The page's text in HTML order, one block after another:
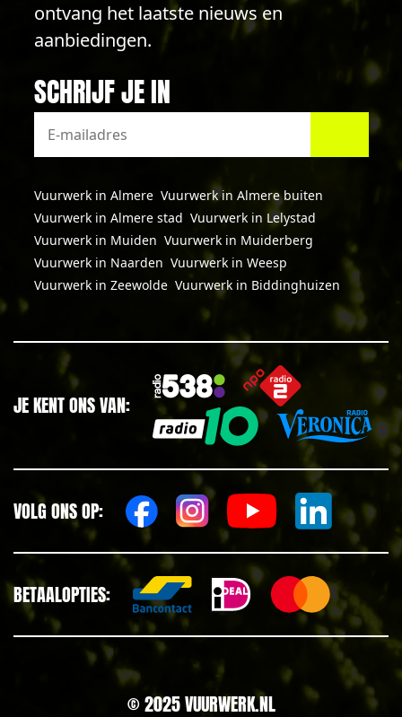
ontvang het laatste nieuws en
aanbiedingen.
SCHRIJF JE IN
Vuurwerk in Almere Vuurwerk in Almere buiten
Vuurwerk in Almere stad Vuurwerk in Lelystad
Vuurwerk in Muiden Vuurwerk in Muiderberg
Vuurwerk in Naarden Vuurwerk in Weesp
Vuurwerk in Zeewolde Vuurwerk in Biddinghuizen
JE KENT ONS VAN:
VOLG ONS OP:
BETAALOPTIES:
© 2025 VUURWERK.NL